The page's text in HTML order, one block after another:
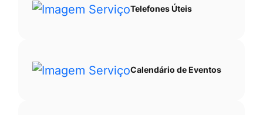
Telefones Úteis
Calendário de Eventos